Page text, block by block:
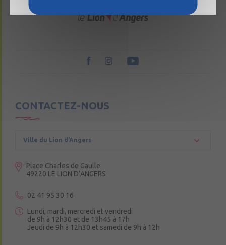
CONTACTEZ-NOUS
Ville du Lion d’Angers
Place Charles de Gaulle
49220 LE LION D’ANGERS
02 41 95 30 16
Lundi, mardi, mercredi et vendredi
de 9h à 12h30 et de 13h45 à 17h
Jeudi de 9h à 12h30 et samedi de 9h à 12h